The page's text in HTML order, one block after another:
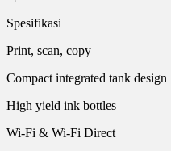
Spesifikasi
Print, scan, copy
Compact integrated tank design
High yield ink bottles
Wi-Fi & Wi-Fi Direct